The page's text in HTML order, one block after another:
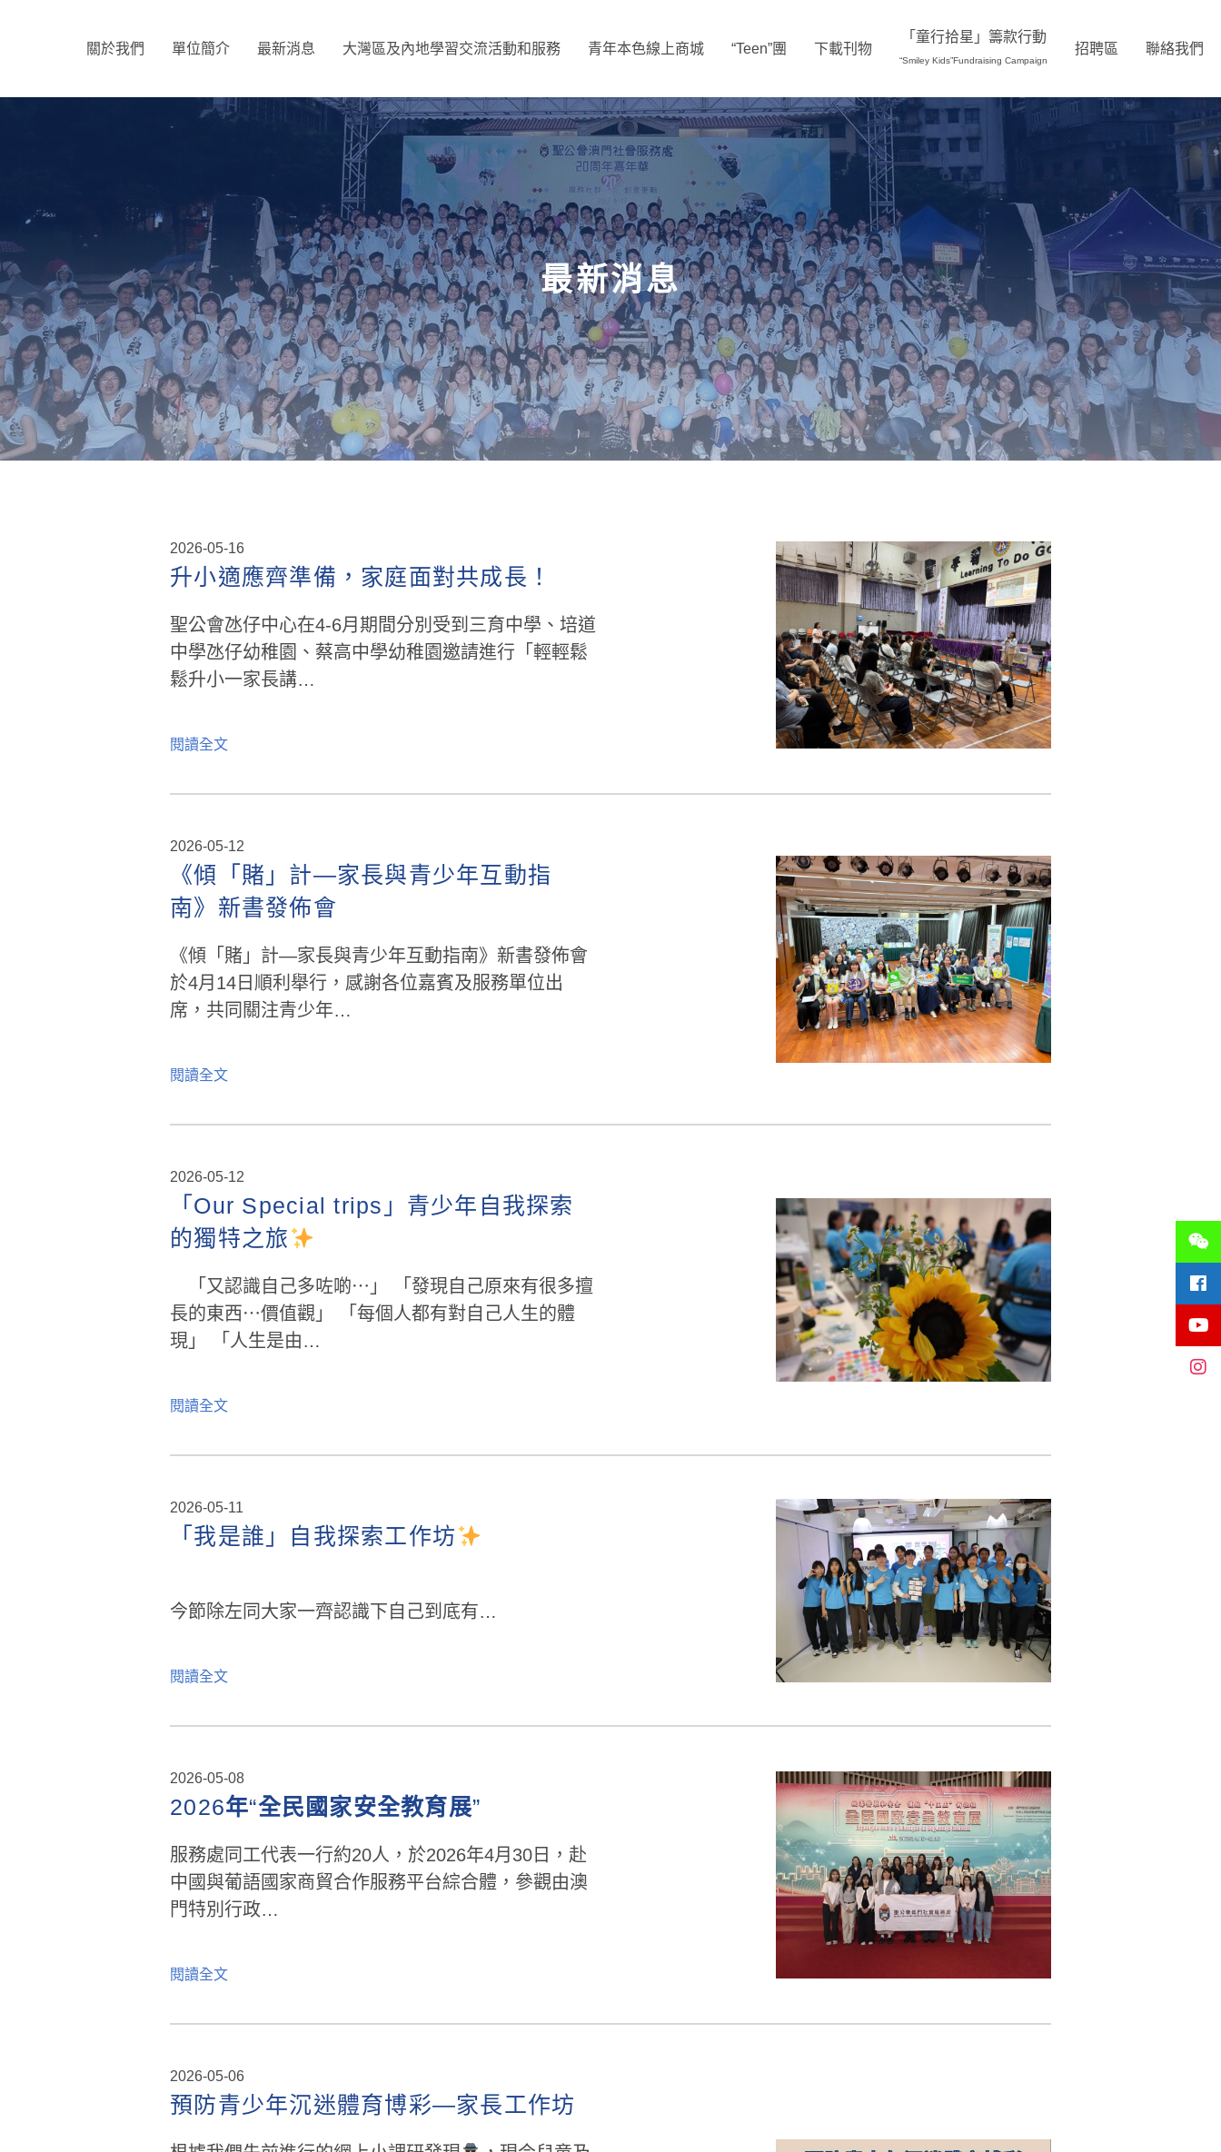
關於我們 單位簡介 最新消息 大灣區及內地學習交流活動和服務 青年本色線上商城 “Teen”團 下載刊物
「童行拾星」籌款行動
“Smiley Kids”Fundraising Campaign
招聘區 聯絡我們
最新消息
2026-05-16
升小適應齊準備，家庭面對共成長！
聖公會氹仔中心在4-6月期間分別受到三育中學、培道
中學氹仔幼稚園、蔡高中學幼稚園邀請進行「輕輕鬆
鬆升小一家長講…
閱讀全文
2026-05-12
《傾「賭」計—家長與青少年互動指
南》新書發佈會
《傾「賭」計—家長與青少年互動指南》新書發佈會
於4月14日順利舉行，感謝各位嘉賓及服務單位出
席，共同關注青少年…
閱讀全文
2026-05-12
「Our Special trips」青少年自我探索
的獨特之旅
「又認識自己多咗啲⋯」 「發現自己原來有很多擅
長的東西⋯價值觀」 「每個人都有對自己人生的體
現」 「人生是由…
閱讀全文
2026-05-11
「我是誰」自我探索工作坊
今節除左同大家一齊認識下自己到底有…
閱讀全文
2026-05-08
2026年“全民國家安全教育展”
服務處同工代表一行約20人，於2026年4月30日，赴
中國與葡語國家商貿合作服務平台綜合體，參觀由澳
門特別行政…
閱讀全文
2026-05-06
預防青少年沉迷體育博彩—家長工作坊